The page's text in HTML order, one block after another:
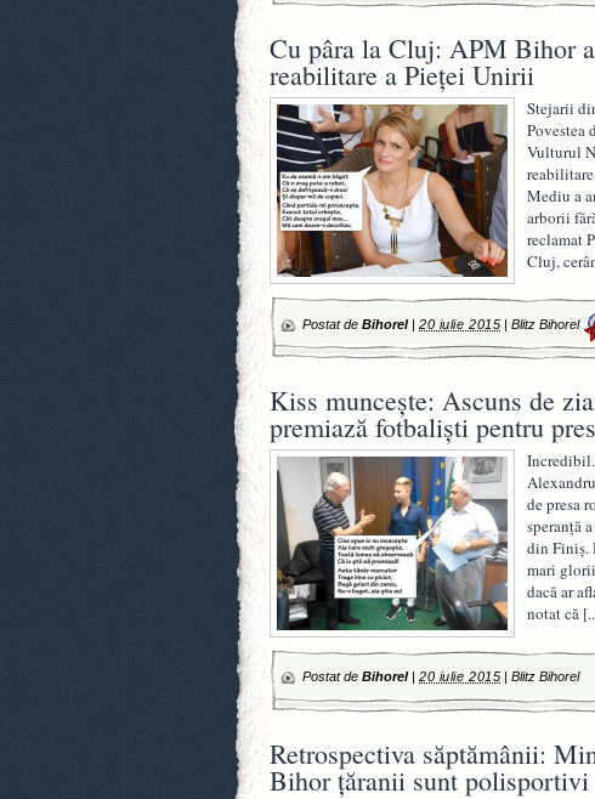
Cu pâra la Cluj: APM Bihor
reabilitare a Pieţei Unirii
Stejarii
Povestea
Vulturul
Mediu a
arborii
reclamat
Cluj,
Postat de Bihorel| 20 iulie 2015 |Blitz Bihorel
Kiss munceşte: Ascuns de
premiază fotbalişti pentru
de presa
speranţă
din Finiş.
mari
dacă ar
notat că
Postat de Bihorel| 20 iulie 2015 |Blitz Bihorel
Retrospectiva săptămânii:
Bihor ţăranii sunt polisportivi